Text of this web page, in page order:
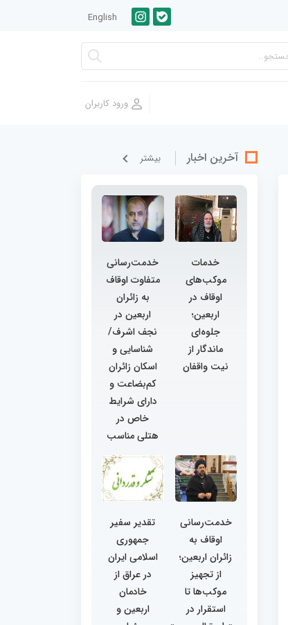
English
آخرین اخبار بيشتر
خدمات
موکب‌های
اوقاف در
اربعین؛
جلوه‌ای
ماندگار از
نیت واقفان
خدمت‌رسانی
متفاوت اوقاف
به زائران
اربعین در
نجف اشرف/
شناسایی و
اسکان زائران
کم‌بضاعت و
دارای شرایط
خاص در
هتلی مناسب
خدمت‌رسانی
اوقاف به
زائران اربعین؛
از تجهیز
موکب‌ها تا
استقرار در
تقدیر سفیر
جمهوری
اسلامی ایران
در عراق از
خادمان
اربعین و